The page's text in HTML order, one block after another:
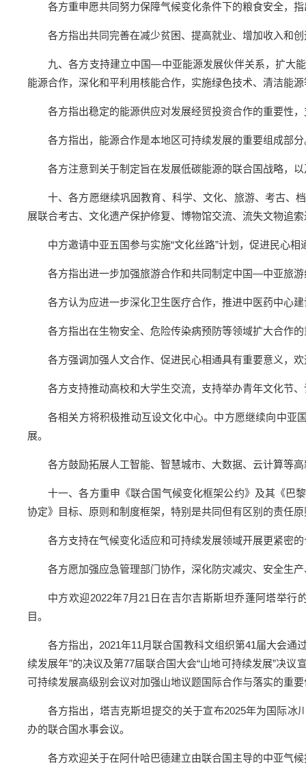
各方重申愿共同努力保障气候变化条件下的粮食安全，
各方指出共同完善在减少贫困、提高就业、增加收入和
九、各方支持建立中国—中亚能源发展伙伴关系，扩大
能源合作，深化和平利用核能合作，实施绿色技术、清洁能
各方指出稳定的能源供应对发展经贸投资合作的重要性
各方指出，能源合作是本地区可持续发展的重要组成部分
各方注意到关于制定旨在发展低碳能源的联合国战略，
十、各方愿继续巩固教育、科学、文化、旅游、考古、
展联合考古、文化遗产保护修复、博物馆交流、流失文物追
中方邀请中亚五国参与实施“文化丝路”计划，促进民心相
各方指出进一步加强旅游合作和共同制定中国—中亚旅
各方认为应进一步深化卫生医疗合作，推进中医药中心
各方指出在生物安全、危险传染病预防等领域扩大合作
各方强调加强人文合作、促进民心相通具有重要意义，
各方支持推动高校和大学生交流，支持举办青年文化节
各相关方将积极推动互设文化中心。中方愿继续向中亚
展。
各方鼓励拓展人工智能、智慧城市、大数据、云计算等
十一、各方重申《联合国气候变化框架公约》及其《巴
协定》目标、原则和制度框架，特别是共同但有区别的责任
各方支持在气候变化适应和可持续发展领域开展更紧密
各方愿加强应急管理部门协作，深化防灾减灾、安全生
中方欢迎2022年7月21日在吉尔吉斯斯坦乔蓬阿塔举
目。
各方指出，2021年11月联合国教科文组织第41届大会通
续发展年”的决议及第77届联合国大会“山地可持续发展”决
可持续发展高级别会议对加强山地议题国际合作与落实的重
各方指出，塔吉克斯坦提交的关于宣布2025年为国际冰
办的联合国水事会议。
各方欢迎关于在阿什哈巴德建立由联合国主导的中亚气